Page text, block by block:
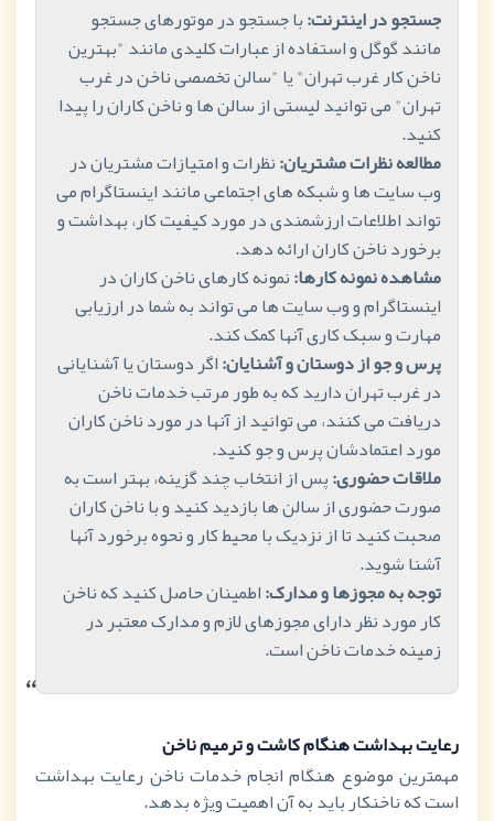
جستجو در اینترنت:با جستجو در موتورهای جستجو
مانند گوگل و استفاده از عبارات کلیدی مانند "بهترین
ناخن کار غرب تهران" یا "سالن تخصصی ناخن در غرب
تهران" می توانید لیستی از سالن ها و ناخن کاران را پیدا
کنید.
مطالعه نظرات مشتریان:نظرات و امتیازات مشتریان در
وب سایت ها و شبکه های اجتماعی مانند اینستاگرام می
تواند اطلاعات ارزشمندی در مورد کیفیت کار، بهداشت و
برخورد ناخن کاران ارائه دهد.
مشاهده نمونه کارها:نمونه کارهای ناخن کاران در
اینستاگرام و وب سایت ها می تواند به شما در ارزیابی
مهارت و سبک کاری آنها کمک کند.
پرس و جو از دوستان و آشنایان:اگر دوستان یا آشنایانی
در غرب تهران دارید که به طور مرتب خدمات ناخن
دریافت می کنند، می توانید از آنها در مورد ناخن کاران
مورد اعتمادشان پرس و جو کنید.
ملاقات حضوری:پس از انتخاب چند گزینه، بهتر است به
صورت حضوری از سالن ها بازدید کنید و با ناخن کاران
صحبت کنید تا از نزدیک با محیط کار و نحوه برخورد آنها
آشنا شوید.
توجه به مجوزها و مدارک:اطمینان حاصل کنید که ناخن
کار مورد نظر دارای مجوزهای لازم و مدارک معتبر در
زمینه خدمات ناخن است.
“
رعایت بهداشت هنگام کاشت و ترمیم ناخن
مهمترین موضوع هنگام انجام خدمات ناخن رعایت بهداشت
است که ناخنکار باید به آن اهمیت ویژه بدهد.